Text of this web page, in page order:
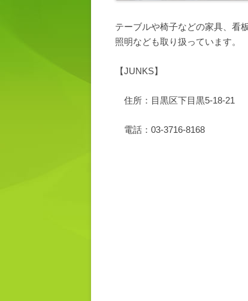
テーブルや椅子などの家具、看
照明なども取り扱っています。
【JUNKS】
住所：目黒区下目黒5-18-21
電話：03-3716-8168